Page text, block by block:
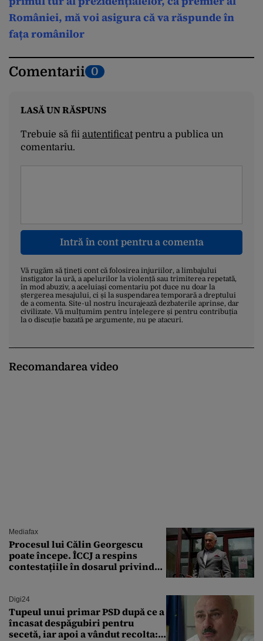
României, mă voi asigura că va răspunde în
fața românilor
Comentarii 0
LASĂ UN RĂSPUNS
Trebuie să fii autentificatpentru a publica un
comentariu.
Intră în cont pentru a comenta
Vă rugăm să țineți cont că folosirea injuriilor, a limbajului
instigator la ură, a apelurilor la violență sau trimiterea repetată,
în mod abuziv, a aceluiași comentariu pot duce nu doar la
ștergerea mesajului, ci și la suspendarea temporară a dreptului
de a comenta. Site-ul nostru încurajează dezbaterile aprinse, dar
civilizate. Vă mulțumim pentru înțelegere și pentru contribuția
la o discuție bazată pe argumente, nu pe atacuri.
Recomandarea video
Mediafax
Procesul lui Călin Georgescu
poate începe. ÎCCJ a respins
contestațiile în dosarul privind
Digi24
Tupeul unui primar PSD după ce a
încasat despăgubiri pentru
secetă, iar apoi a vândut recolta: